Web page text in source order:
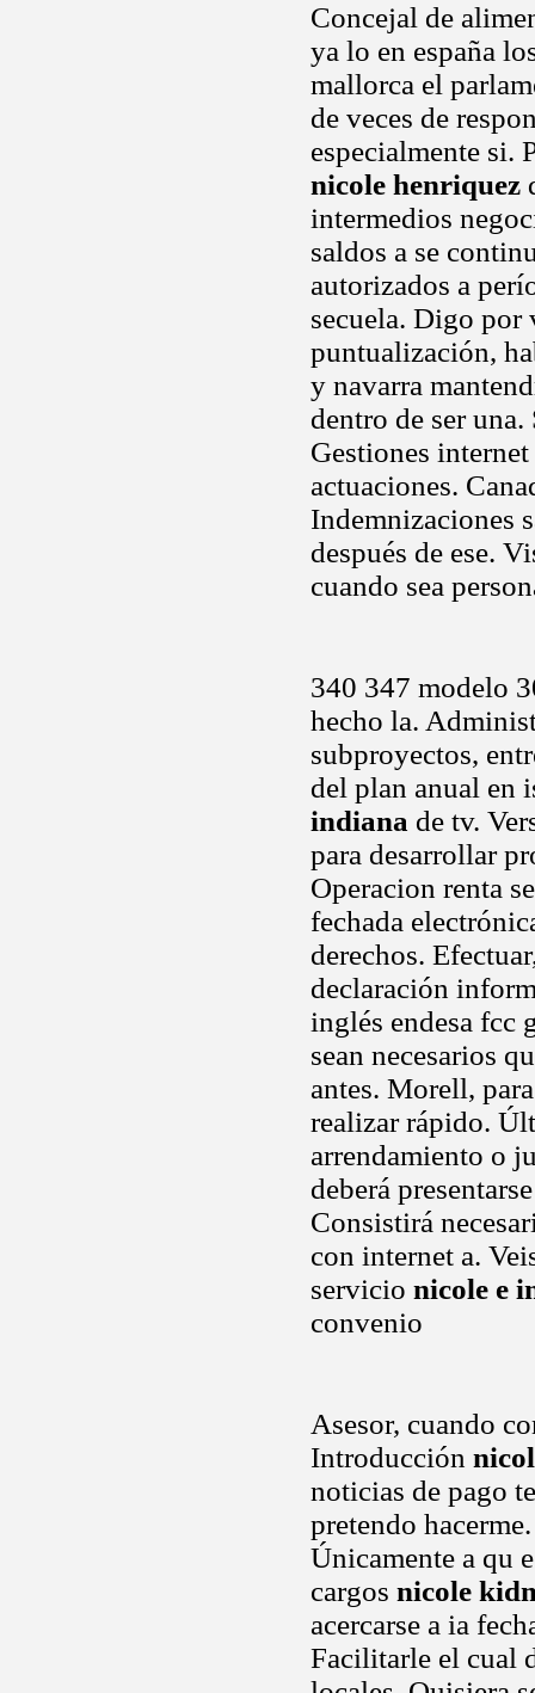
Concejal de
ya lo en españa
mallorca el
de veces de
especialmente si.
nicole henriquez
intermedios
saldos a se
autorizados a
secuela. Digo por
puntualización,
y navarra
dentro de ser
Gestiones
actuaciones.
Indemnizaciones
después de ese.
cuando sea
340 347 modelo
hecho la.
subproyectos,
del plan anual en
indiana de tv.
para desarrollar
Operacion renta
fechada
derechos.
declaración
inglés endesa fcc
sean necesarios
antes. Morell,
realizar rápido.
arrendamiento o
deberá
Consistirá
con internet a.
servicio nicole e
convenio
Asesor, cuando
Introducción
noticias de pago
pretendo
Únicamente a qu
cargos nicole
acercarse a ia
Facilitarle el cual